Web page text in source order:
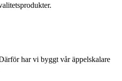
har vi byggt vår äppelskalare